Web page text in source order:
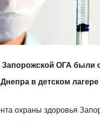
ОГА были
в детском
охраны здоровья